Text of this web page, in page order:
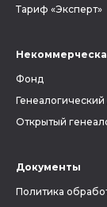
Тариф «Эксперт»
Фонд
Генеалогический
Открытый
Документы
Политика